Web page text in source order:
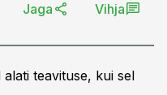
Jaga Vihja
teavituse, kui sel